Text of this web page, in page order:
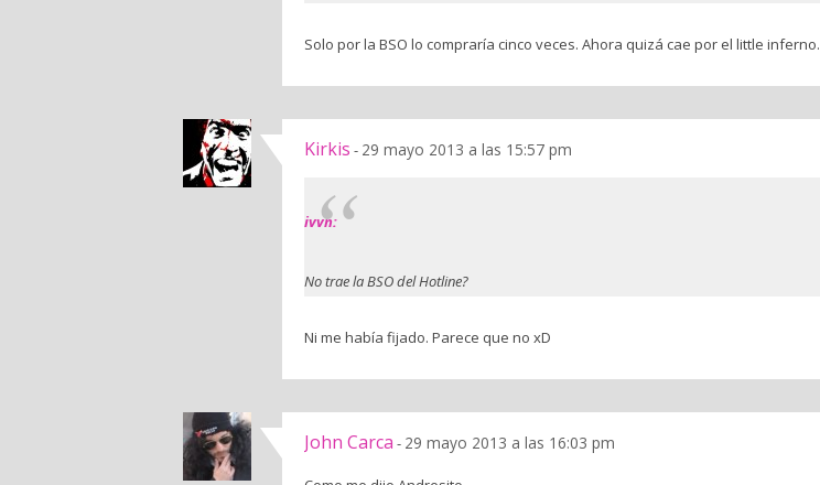
Solo por la BSO lo compraría cinco veces. Ahora quizá cae por el little inferno.
Kirkis - 29 mayo 2013 a las 15:57 pm
ivvn:
No trae la BSO del Hotline?
Ni me había fijado. Parece que no xD
John Carca - 29 mayo 2013 a las 16:03 pm